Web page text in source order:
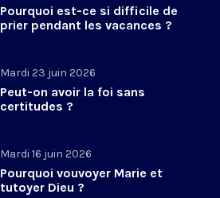
Pourquoi est-ce si difficile de
prier pendant les vacances ?
Mardi 23 juin 2026
Peut-on avoir la foi sans
certitudes ?
Mardi 16 juin 2026
Pourquoi vouvoyer Marie et
tutoyer Dieu ?